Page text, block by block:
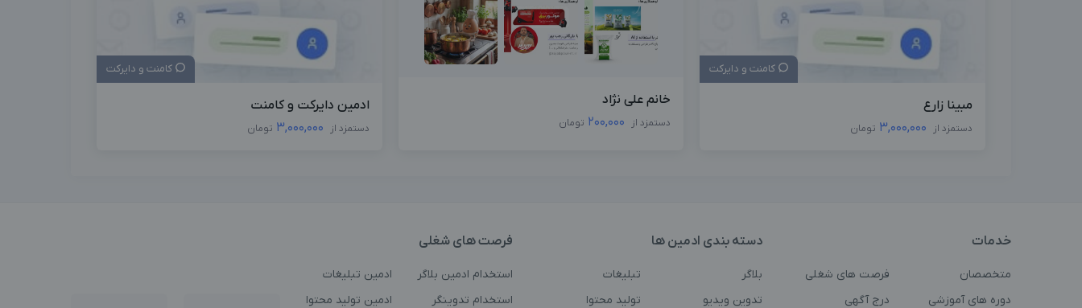
کامنت و دایرکت
مبینا زارع
دستمزد از 3,000,000 تومان
خانم علی نژاد
دستمزد از 200,000 تومان
کامنت و دایرکت
ادمین دایرکت و کامنت
دستمزد از 3,000,000 تومان
خدمات
متخصصان
فرصت های شغلی
دوره های آموزشی
درج آگهی
دسته بندی ادمین ها
بلاگر
تبلیغات
تدوین ویدیو
تولید محتوا
فرصت های شغلی
استخدام ادمین بلاگر
ادمین تبلیغات
استخدام تدوینگر
ادمین تولید محتوا